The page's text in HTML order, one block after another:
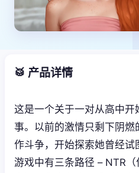
🥁 产品详情
这是一个关于一对从高中
事。以前的激情只剩下阴
作斗争，开始探索她曾经试
游戏中有三条路径 – NTR